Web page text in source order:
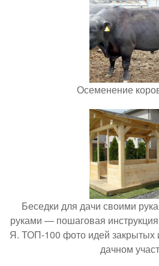
Осеменение
Беседки для дачи своими
руками — пошаговая
Я. ТОП-100 фото идей закрытых
дачном